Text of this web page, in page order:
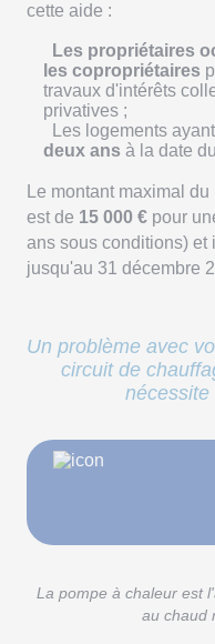
cette aide :
Les propriétaires
les copropriétaires
travaux d'intérêts
privatives ;
Les logements
deux ans à la date
Le montant maximal
est de 15 000 € pour
ans sous conditions)
jusqu'au 31 décembre
Un problème avec
circuit de
nécessite
La pompe à chaleur est
au chaud